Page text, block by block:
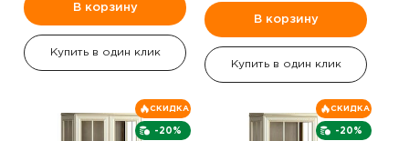
В корзину
Купить в один клик
В корзину
Купить в один клик
-20%
СКИДКА
-20%
СКИДКА